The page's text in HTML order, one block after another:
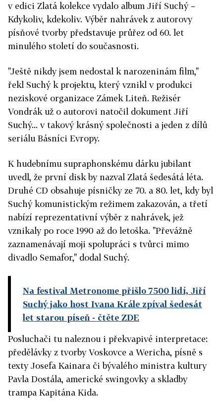
v edici Zlatá kolekce vydalo album Jiří Suchý –
Kdykoliv, kdekoliv. Výběr nahrávek z autorovy
písňové tvorby představuje průřez od 60. let
minulého století do současnosti.
"Ještě nikdy jsem nedostal k narozeninám film,"
řekl Suchý k projektu, který vznikl v produkci
neziskové organizace Zámek Liteň. Režisér
Vondrák už o autorovi natočil dokument Jiří
Suchý... v takový krásný společnosti a jeden z dílů
seriálu Básníci Evropy.
K hudebnímu supraphonskému dárku jubilant
uvedl, že první disk by nazval Zlatá šedesátá léta.
Druhé CD obsahuje písničky ze 70. a 80. let, kdy byl
Suchý komunistickým režimem zakazován, a třetí
nabízí reprezentativní výběr z nahrávek, jež
vznikaly po roce 1990 až do letoška. "Převážně
zaznamenávají moji spolupráci s tvůrci mimo
divadlo Semafor," dodal Suchý.
Na festival Metronome přišlo 7500 lidí, Jiří
Suchý jako host Ivana Krále zpíval šedesát
let starou píseň - čtěte ZDE
Posluchači tu naleznou i překvapivé interpretace:
předělávky z tvorby Voskovce a Wericha, písně s
texty Josefa Kainara či bývalého ministra kultury
Pavla Dostála, americké swingovky a skladby
trampa Kapitána Kida.